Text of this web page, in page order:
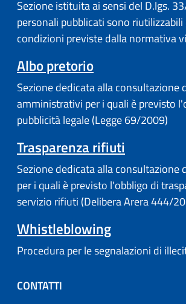
Sezione istituita ai sensi del D.lgs.
personali pubblicati sono
condizioni previste dalla normativa
Albo pretorio
Sezione dedicata alla consultazione
amministrativi per i quali è previsto
pubblicità legale (Legge 69/2009)
Trasparenza rifiuti
Sezione dedicata alla consultazione
per i quali è previsto l'obbligo di
servizio rifiuti (Delibera Arera 444/
Whistleblowing
Procedura per le segnalazioni di
CONTATTI